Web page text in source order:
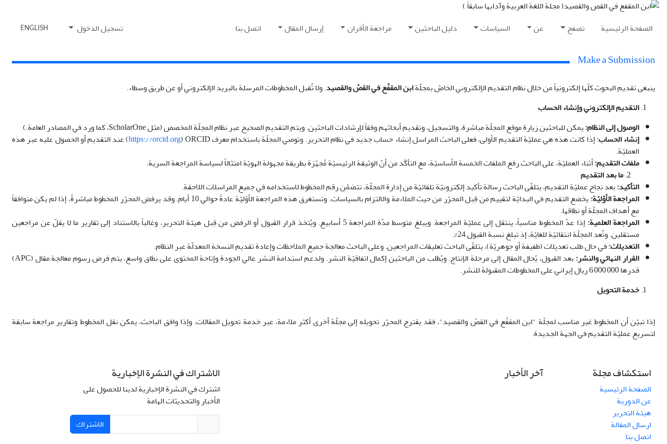
الصفحة الرئيسية تصفح عن السياسات دليل الباحثين مراجعة الأقران إرسال المقال اتصل بنا تسجيل الدخول ENGLISH
Make a Submission
ينبغی تقديم البحوث کلّها إلكترونياً من خلال نظام التقديم الإلكتروني الخاصّ بمجلّةابن المقفّع في القصّ والقصيد. ولا تُقبل المخطوطات المرسلة بالبريد الإلكتروني أو عن طريق وسطاء.
التقديم الإلكتروني وإنشاء الحساب
الوصول إلى النظام:يمكن للباحثين زيارة موقع المجلّة مباشرة، والتسجيل، وتقديم أبحاثهم وفقاً لإرشادات الباحثين. ويتم التقديم الصحيح عبر نظام المجلّة المخصص (مثل ScholarOne، كما ورد في المصادر العامة.)
إنشاء الحساب: إذا كانت هذه هي عمليّة التقديم الأولى، فعلى الباحث المراسل إنشاء حساب جديد في نظام التحرير. وتوصي المجلّة باستخدام معرف ORCID ‏( https://orcid.org) عند التقديم أو الحصول عليه عبر هذه
العمليّة.
ملفات التقديم:أثناء العمليّة، على الباحث رفع الملفات الخمسة الأساسيّة، مع التأكّد من أنّ الوثيقة الرئيسيّة مُجهّزة بطريقة مجهولة الهويّة امتثالاً لسياسة المراجعة السرية.
ما بعد التقديم
التأكيد:بعد نجاح عمليّة التقديم، يتلقّى الباحث رسالة تأكيد إلكترونيّة تلقائيّة من إدارة المجلّة، تتضمّن رقم المخطوط لاستخدامه في جميع المراسلات اللاحقة.
المراجعة الأوّليّة:
يخضع التقديم في البدايّة لتقييم من قِبل المحرّر من حيث الملاءمة والالتزام بالسياسات. وتستغرق هذه المراجعة الأوّليّة عادةً حوالي 10 أيام. وقد يرفض المحرّر المخطوط مباشرةً، إذا لم يكن متوافقاً
مع أهداف المجلّة أو نطاقها.
المراجعة العلمية:
إذا عدّ المخطوط مناسباً، ينتقل إلى عمليّة المراجعة. ويبلغ متوسط مدّة المراجعة 5 أسابيع. ويُتخذ قرار القبول أو الرفض من قِبل هيئة التحرير، وغالباً بالاستناد إلى تقارير ما لا يقلّ عن مراجعين
مستقلين. وتُعد المجلّة انتقائيّة للغايّة، إذ تبلغ نسبة القبول 24%.
التعديلات:في حال طلب تعديلات (طفيفة أو جوهريّة)، يتلقّى الباحث تعليقات المراجعين. وعلى الباحث معالجة جميع الملاحظات وإعادة تقديم النسخة المعدلّة عبر النظام.
القرار النهائي والنشر:
بعد القبول، يُحال المقال إلى مرحلة الإنتاج. ويُطلب من الباحثين إكمال اتفاقيّة النشر. ولدعم استدامة النشر عالي الجودة وإتاحة المحتوى على نطاق واسع، يتم فرض رسوم معالجة مقال (APC)
قدرها 6,000,000 ريال إيراني على المخطوطات المقبولة للنشر.
خدمة التحويل
إذا تبيّن أن المخطوط غير مناسب لمجلّة "ابن المقفّع في القصّ والقصيد"، فقد يقترح المحرّر تحويله إلى مجلّة أخرى أكثر ملاءمة، عبر خدمة تحويل المقالات. وإذا وافق الباحث، يمكن نقل المخطوط وتقارير مراجعة سابقة
لتسريع عمليّة التقديم في الجهة الجديدة.
استكشاف مجلة
الصفحة الرئيسية
عن الدورية
هيئة التحرير
ارسال المقالة
اتصل بنا
آخر الأخبار الاشتراك في النشرة الإخبارية
اشترك في النشرة الإخبارية لدينا للحصول على
الأخبار والتحديثات الهامة
الاشتراك